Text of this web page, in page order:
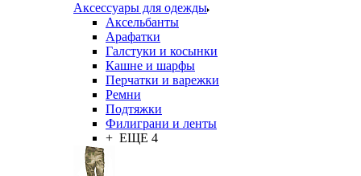
Аксессуары для одежды
Аксельбанты
Арафатки
Галстуки и косынки
Кашне и шарфы
Перчатки и варежки
Ремни
Подтяжки
Филиграни и ленты
+ ЕЩЕ 4